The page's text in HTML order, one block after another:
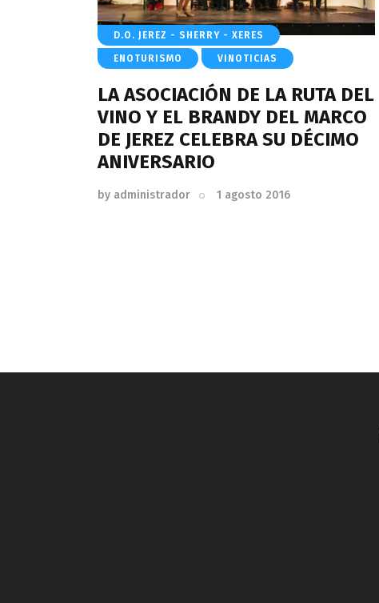
D.O. JEREZ - SHERRY - XERES
ENOTURISMO VINOTICIAS
LA ASOCIACIÓN DE LA RUTA DEL
VINO Y EL BRANDY DEL MARCO
DE JEREZ CELEBRA SU DÉCIMO
ANIVERSARIO
by administrador 1 agosto 2016